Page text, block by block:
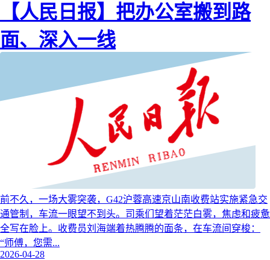
【人民日报】把办公室搬到路
面、深入一线
前不久，一场大雾突袭，G42沪蓉高速京山南收费站实施紧急交
通管制，车流一眼望不到头。司乘们望着茫茫白雾，焦虑和疲惫
全写在脸上。收费员刘海端着热腾腾的面条，在车流间穿梭：
“师傅，您需...
2026-04-28